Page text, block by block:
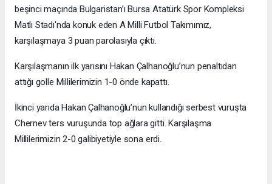
beşinci maçında Bulgaristan’ı Bursa Atatürk Spor Kompleksi
Matlı Stadı'nda konuk eden A Milli Futbol Takımımız,
karşılaşmaya 3 puan parolasıyla çıktı.
Karşılaşmanın ilk yarısını Hakan Çalhanoğlu’nun penaltıdan
attığı golle Millilerimizin 1-0 önde kapattı.
İkinci yarıda Hakan Çalhanoğlu’nun kullandığı serbest vuruşta
Chernev ters vuruşunda top ağlara gitti. Karşılaşma
Millilerimizin 2-0 galibiyetiyle sona erdi.